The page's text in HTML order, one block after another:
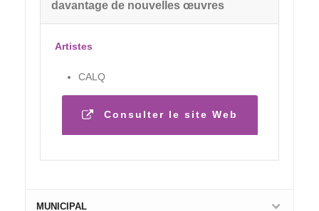
davantage de nouvelles œuvres
Artistes
CALQ
Consulter le site Web
MUNICIPAL